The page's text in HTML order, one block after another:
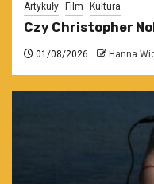
Artykuły Film Kultura
Czy Christopher
01/08/2026 Hanna